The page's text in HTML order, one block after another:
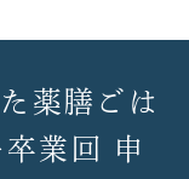
薬膳ごは
業回 申